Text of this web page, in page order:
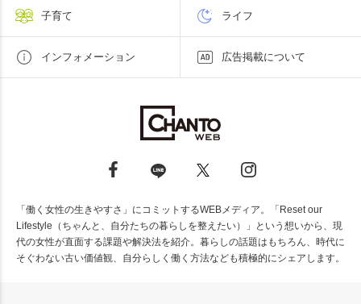
子育て ライフ
インフォメーション 広告掲載について
「働く女性の生きやすさ」にコミットするWEBメディア。「Reset our
Lifestyle（ちゃんと、自分たちの暮らしを整えたい）」という想いから、現
代の女性が直面する課題や解決法を紹介。暮らしの話題はもちろん、時代に
そぐわない古い価値観、自分らしく働く方法なども積極的にシェアします。